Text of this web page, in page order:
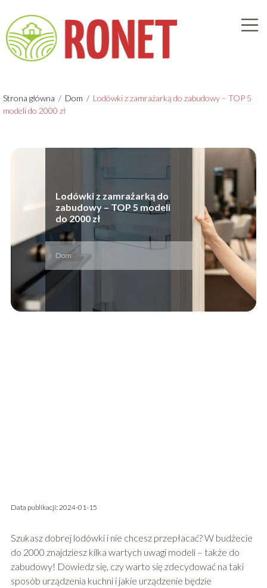
Strona główna / Dom / Lodówki z zamrażarką do zabudowy – TOP 5
modeli do 2000 zł
Lodówki z zamrażarką do
zabudowy – TOP 5 modeli
do 2000 zł
Dom
Data publikacji: 2024-01-15
Szukasz dobrej lodówki i nie chcesz przepłacać? W budżecie
do 2000 znajdziesz kilka wartych uwagi modeli – także do
zabudowy! Dowiedz się, czy warto się zdecydować na taki
sposób urządzenia kuchni i jakie urządzenie będzie